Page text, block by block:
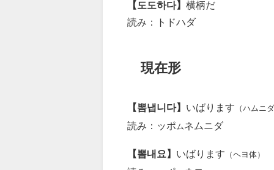
【도도하다】 横柄だ
読み：トドハダ
現在形
【뽐냅니다】 いばります （ハムニ
読み：ッポ ムネムニダ
【뽐내요】 いばります （ヘヨ体）